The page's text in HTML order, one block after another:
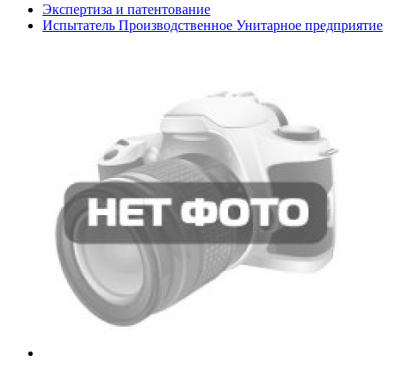
Экспертиза и патентование
Испытатель Производственное Унитарное предприятие